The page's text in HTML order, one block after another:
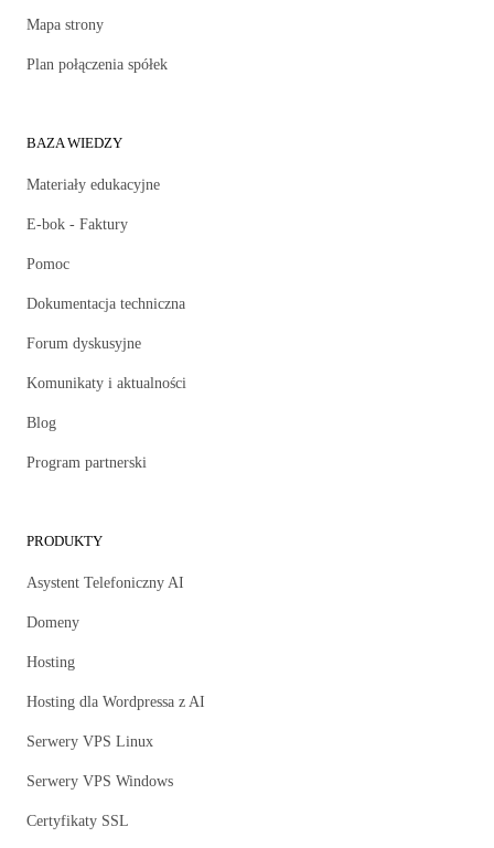
Mapa strony
Plan połączenia spółek
BAZA WIEDZY
Materiały edukacyjne
E-bok - Faktury
Pomoc
Dokumentacja techniczna
Forum dyskusyjne
Komunikaty i aktualności
Blog
Program partnerski
PRODUKTY
Asystent Telefoniczny AI
Domeny
Hosting
Hosting dla Wordpressa z AI
Serwery VPS Linux
Serwery VPS Windows
Certyfikaty SSL